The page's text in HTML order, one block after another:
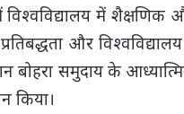
में
और
बोहरा समुदाय के
किया।